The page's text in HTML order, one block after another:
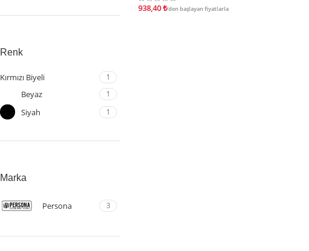
Renk
Kırmızı Biyeli 1
Beyaz 1
Siyah 1
Marka
Persona 3
938,40₺'den başlayan fiyatlarla